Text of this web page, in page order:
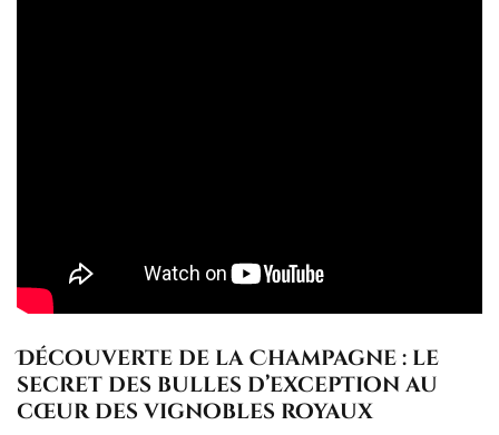
Découverte de la Champagne : le
secret des bulles d’exception au
cœur des vignobles royaux